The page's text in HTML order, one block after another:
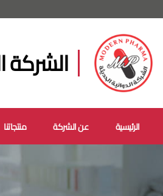
الشركة
الرئيسية عن الشركة منتجاتنا